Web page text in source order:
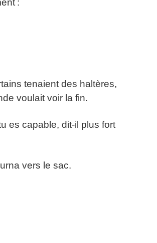
:
tenaient des haltères,
voulait voir la fin.
es capable, dit-il plus fort
vers le sac.